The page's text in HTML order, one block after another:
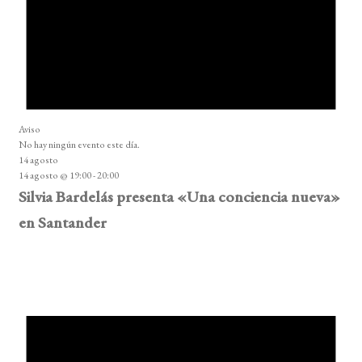
Aviso
No hay ningún evento este día.
14 agosto
14 agosto @ 19:00-20:00
Silvia Bardelás presenta «Una conciencia nueva»
en Santander